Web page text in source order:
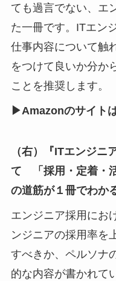
ても過言でない、エ
た一冊です。ITエン
仕事内容について触
をつけて良いか分か
ことを推奨します。
▶︎Amazonのサイト
（右）『ITエンジニ
て 「採用・定着・
の道筋が１冊でわか
エンジニア採用にお
ンジニアの採用率を
すべきか、ペルソナ
的な内容が書かれて